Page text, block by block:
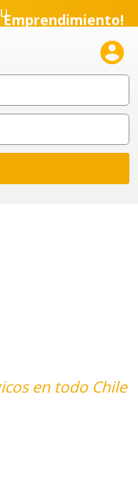
Emprendimiento!

en todo Chile